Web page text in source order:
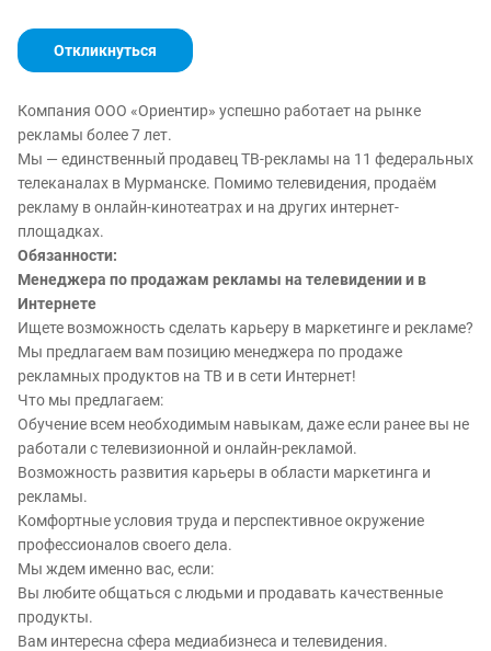
Откликнуться
Компания ООО «Ориентир» успешно работает на рынке
рекламы более 7 лет.
Мы — единственный продавец ТВ-рекламы на 11 федеральных
телеканалах в Мурманске. Помимо телевидения, продаём
рекламу в онлайн-кинотеатрах и на других интернет-
площадках.
Обязанности:
Менеджера по продажам рекламы на телевидении и в
Интернете
Ищете возможность сделать карьеру в маркетинге и рекламе?
Мы предлагаем вам позицию менеджера по продаже
рекламных продуктов на ТВ и в сети Интернет!
Что мы предлагаем:
Обучение всем необходимым навыкам, даже если ранее вы не
работали с телевизионной и онлайн-рекламой.
Возможность развития карьеры в области маркетинга и
рекламы.
Комфортные условия труда и перспективное окружение
профессионалов своего дела.
Мы ждем именно вас, если:
Вы любите общаться с людьми и продавать качественные
продукты.
Вам интересна сфера медиабизнеса и телевидения.